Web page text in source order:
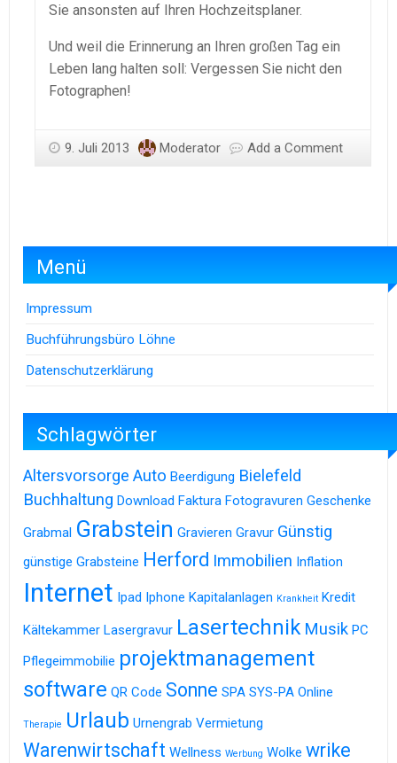
Sie ansonsten auf Ihren Hochzeitsplaner.
Und weil die Erinnerung an Ihren großen Tag ein
Leben lang halten soll: Vergessen Sie nicht den
Fotographen!
9. Juli 2013 Moderator Add a Comment
Menü
Impressum
Buchführungsbüro Löhne
Datenschutzerklärung
Schlagwörter
Altersvorsorge Auto Beerdigung Bielefeld
Buchhaltung Download Faktura Fotogravuren Geschenke
Grabmal Grabstein Gravieren Gravur Günstig
günstige Grabsteine Herford Immobilien Inflation
Internet Ipad Iphone Kapitalanlagen Krankheit Kredit
Kältekammer Lasergravur Lasertechnik Musik PC
Pflegeimmobilie projektmanagement
software QR Code Sonne SPA SYS-PA Online
Therapie Urlaub Urnengrab Vermietung
Warenwirtschaft Wellness Werbung Wolke wrike